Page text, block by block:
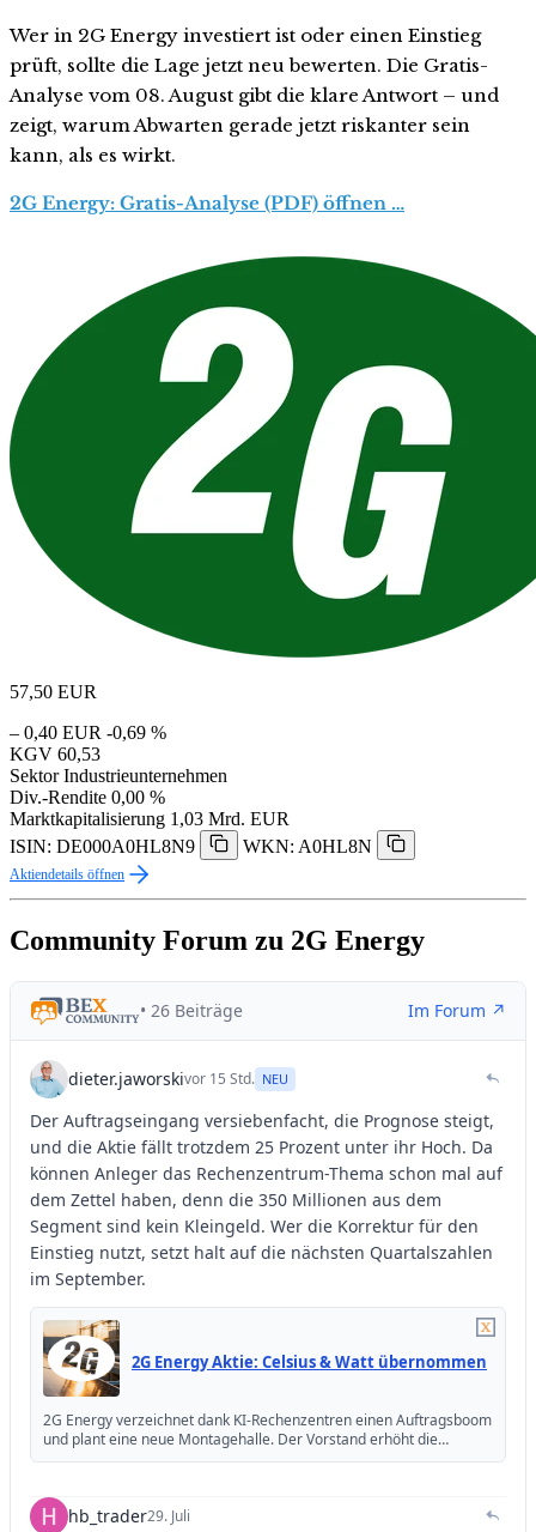
Wer in 2G Energy investiert ist oder einen Einstieg
prüft, sollte die Lage jetzt neu bewerten. Die Gratis-
Analyse vom 08. August gibt die klare Antwort – und
zeigt, warum Abwarten gerade jetzt riskanter sein
kann, als es wirkt.
2G Energy: Gratis-Analyse (PDF) öffnen …
57,50 EUR
– 0,40 EUR -0,69 %
KGV 60,53
Sektor Industrieunternehmen
Div.-Rendite 0,00 %
Marktkapitalisierung 1,03 Mrd. EUR
ISIN: DE000A0HL8N9
WKN: A0HL8N
Aktiendetails öffnen
Community Forum zu 2G Energy